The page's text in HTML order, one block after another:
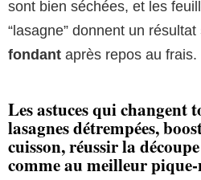
sont bien séchées, et les
“lasagne” donnent un résultat
fondant après repos au frais.
Les astuces qui changent
lasagnes détrempées,
cuisson, réussir la
comme au meilleur pique-